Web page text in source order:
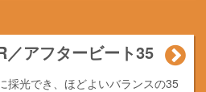
／アフタービート35
採光でき、ほどよいバランスの35